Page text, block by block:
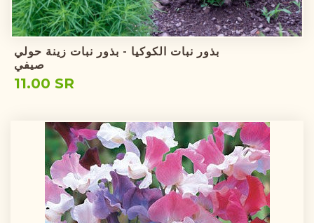
بذور نبات الكوكيا - بذور نبات زينة حولي
صيفي
11.00 SR